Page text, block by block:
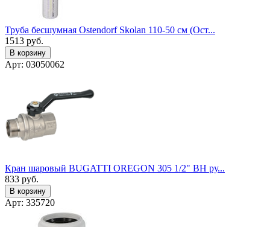
Труба бесшумная Ostendorf Skolan 110-50 см (Ост...
1513 руб.
В корзину
Арт: 03050062
Кран шаровый BUGATTI OREGON 305 1/2" ВН ру...
833 руб.
В корзину
Арт: 335720